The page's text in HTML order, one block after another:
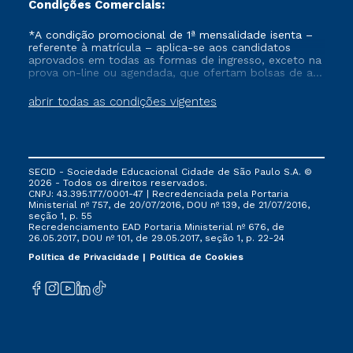
Condições Comerciais:
abrir todas as condições vigentes
*A condição promocional de 1ª mensalidade isenta –
referente à matrícula – aplica-se aos candidatos
aprovados em todas as formas de ingresso, exceto na
prova on-line ou agendada, que ofertam bolsas de até
vigente, que ainda não tenham efetivado e/ou não
tenham cancelado ou trancado sua matrícula em uma
via FIES, Prouni e outros programas governamentais, e
não se acumula com nenhuma outra campanha
ofertada pela Instituição.
SECID - Sociedade Educacional Cidade de São Paulo S.A. ©
2026 - Todos os direitos reservados.
CNPJ: 43.395.177/0001-47 | Recredenciada pela Portaria
Ministerial nº 757, de 20/07/2016, DOU nº 139, de 21/07/2016,
seção 1, p. 55
Recredenciamento EAD Portaria Ministerial nº 676, de
26.05.2017, DOU nº 101, de 29.05.2017, seção 1, p. 22-24
Política de Privacidade
Política de Cookies